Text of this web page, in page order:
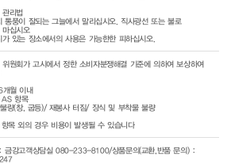
관리법
통풍이 잘되는 그늘에서 말리십시오. 직사광선 또는 불로
마십시오
위원회가 고시에서 정한 소비자분쟁해결 기준에 의하여 보상하여
개월 이내
목 외의 경우 비용이 발생될 수 있습니다
금강고객상담실 080-233-8100/상품문의(교환,반품 문의) :